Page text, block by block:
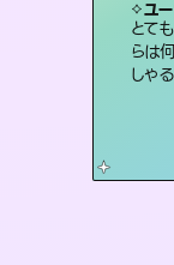
ユ
とて
らは
しゃ